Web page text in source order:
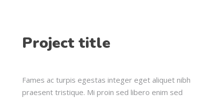
Project title
Fames ac turpis egestas integer eget aliquet nibh
praesent tristique. Mi proin sed libero enim sed